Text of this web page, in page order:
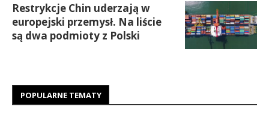
Restrykcje Chin uderzają w
europejski przemysł. Na liście
są dwa podmioty z Polski
POPULARNE TEMATY